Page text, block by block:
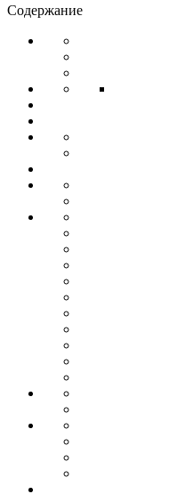
Содержание